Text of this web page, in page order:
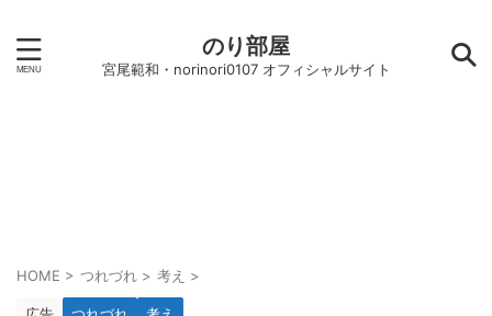
のり部屋
宮尾範和・norinori0107 オフィシャルサイト
HOME > つれづれ > 考え >